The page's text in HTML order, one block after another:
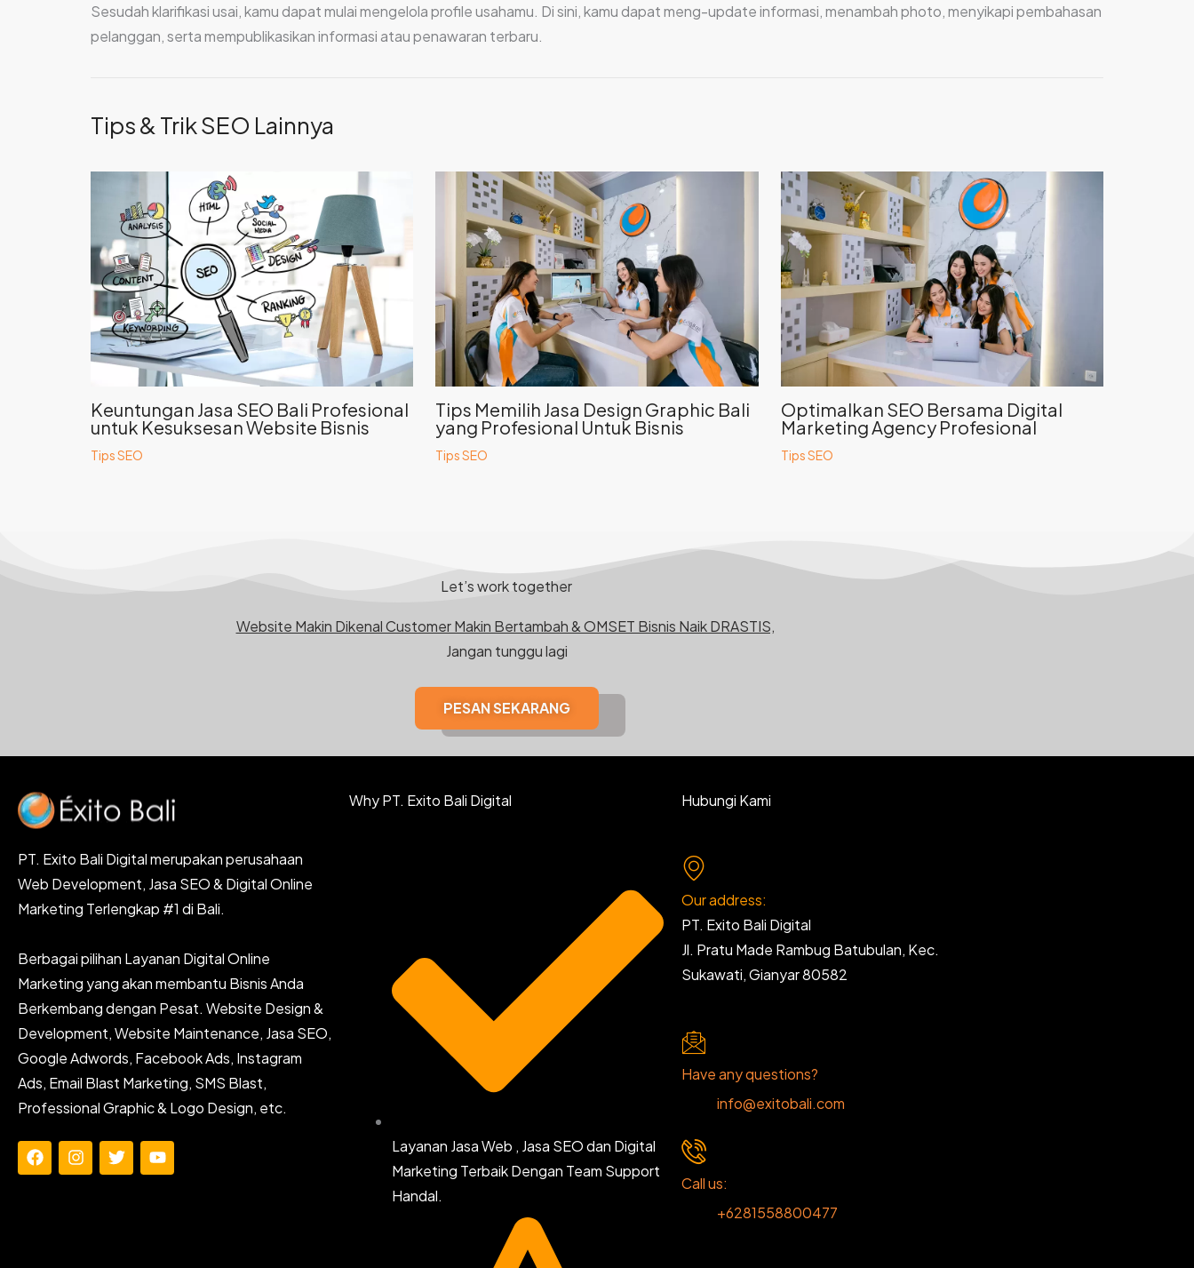
Sesudah klarifikasi usai, kamu dapat mulai mengelola profile usahamu. Di sini, kamu dapat meng-update informasi, menambah photo, menyikapi pembahasan
pelanggan, serta mempublikasikan informasi atau penawaran terbaru.
Tips & Trik SEO Lainnya
Keuntungan Jasa SEO Bali Profesional
untuk Kesuksesan Website Bisnis
Tips SEO
Tips Memilih Jasa Design Graphic Bali
yang Profesional Untuk Bisnis
Tips SEO
Optimalkan SEO Bersama Digital
Marketing Agency Profesional
Tips SEO
Let’s work together
Website Makin Dikenal Customer Makin Bertambah & OMSET Bisnis Naik DRASTIS,
Jangan tunggu lagi
PESAN SEKARANG
PT. Exito Bali Digital merupakan perusahaan
Web Development, Jasa SEO & Digital Online
Marketing Terlengkap #1 di Bali.
Berbagai pilihan Layanan Digital Online
Marketing yang akan membantu Bisnis Anda
Berkembang dengan Pesat. Website Design &
Development, Website Maintenance, Jasa SEO,
Google Adwords, Facebook Ads, Instagram
Ads, Email Blast Marketing, SMS Blast,
Professional Graphic & Logo Design, etc.
F I T Y
Why PT. Exito Bali Digital
Layanan Jasa Web , Jasa SEO dan Digital
Marketing Terbaik Dengan Team Support
Handal.
Hubungi Kami
Our address:
PT. Exito Bali Digital
Jl. Pratu Made Rambug Batubulan, Kec.
Sukawati, Gianyar 80582
Have any questions?
info@exitobali.com
Call us:
+6281558800477